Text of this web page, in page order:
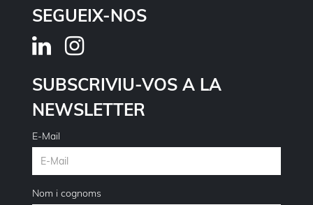
SEGUEIX-NOS
SUBSCRIVIU-VOS A LA
NEWSLETTER
E-Mail
Nom i cognoms